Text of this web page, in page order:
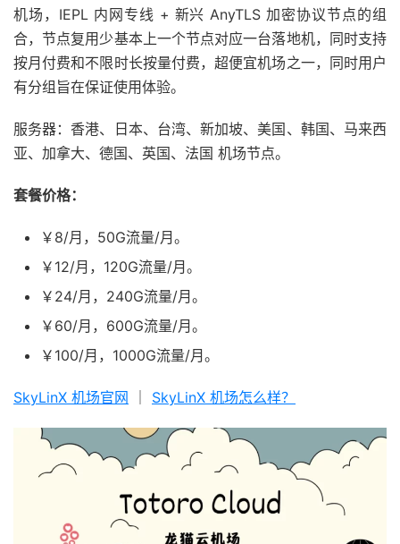
机场，IEPL 内网专线 + 新兴 AnyTLS 加密协议节点的组
合，节点复用少基本上一个节点对应一台落地机，同时支持
按月付费和不限时长按量付费，超便宜机场之一，同时用户
有分组旨在保证使用体验。
服务器：香港、日本、台湾、新加坡、美国、韩国、马来西
亚、加拿大、德国、英国、法国 机场节点。
套餐价格：
￥8/月，50G流量/月。
￥12/月，120G流量/月。
￥24/月，240G流量/月。
￥60/月，600G流量/月。
￥100/月，1000G流量/月。
SkyLinX 机场官网 SkyLinX 机场怎么样？